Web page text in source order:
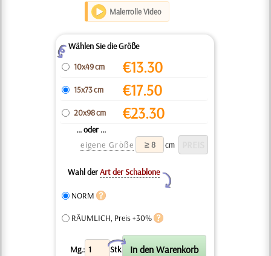
Malerrolle Video
ZWählen Sie die Größe
10x49 cm
€13.30
15x73 cm €17.50
20x98 cm €23.30
... oder ...
eigene Größe
cm
Wahl derArt der Schablone
Y
NORM
RÄUMLICH, Preis +30%
Mg.: Stk.
X